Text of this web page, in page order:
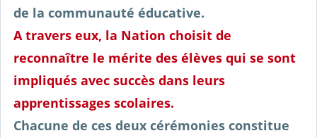
de la communauté éducative.
A travers eux, la Nation choisit de
reconnaître le mérite des élèves qui se sont
impliqués avec succès dans leurs
apprentissages scolaires.
Chacune de ces deux cérémonies constitue